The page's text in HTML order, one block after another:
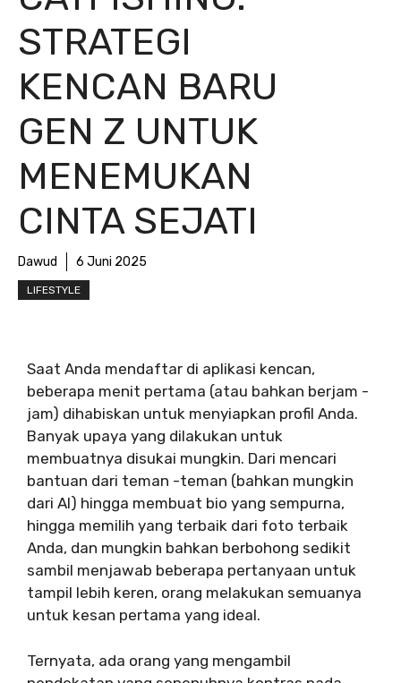
STRATEGI
KENCAN BARU
GEN Z UNTUK
MENEMUKAN
CINTA SEJATI
Dawud 6 Juni 2025
LIFESTYLE
Saat Anda mendaftar di aplikasi kencan,
beberapa menit pertama (atau bahkan berjam -
jam) dihabiskan untuk menyiapkan profil Anda.
Banyak upaya yang dilakukan untuk
membuatnya disukai mungkin. Dari mencari
bantuan dari teman -teman (bahkan mungkin
dari AI) hingga membuat bio yang sempurna,
hingga memilih yang terbaik dari foto terbaik
Anda, dan mungkin bahkan berbohong sedikit
sambil menjawab beberapa pertanyaan untuk
tampil lebih keren, orang melakukan semuanya
untuk kesan pertama yang ideal.
Ternyata, ada orang yang mengambil